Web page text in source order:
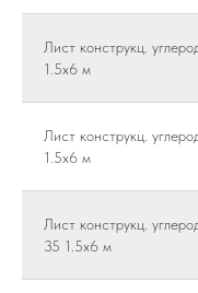
Лист конструкц.
1.5х6 м
Лист конструкц.
1.5х6 м
Лист конструкц.
35 1.5х6 м